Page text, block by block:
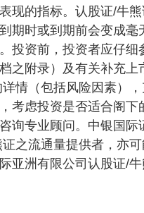
现的指标。认股证/牛
期时或到期前会变成毫
投资前，投资者应仔细
档之附录）及有关补充上
情（包括风险因素）
考虑投资是否适合阁下
询专业顾问。中银国际
之流通量提供者，亦
亚洲有限公司认股证/